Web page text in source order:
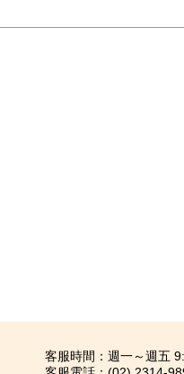
客服時間：週一～週五